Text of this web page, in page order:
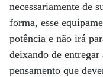
necessariamente de
forma, esse
potência e não irá
deixando de entregar
pensamento que